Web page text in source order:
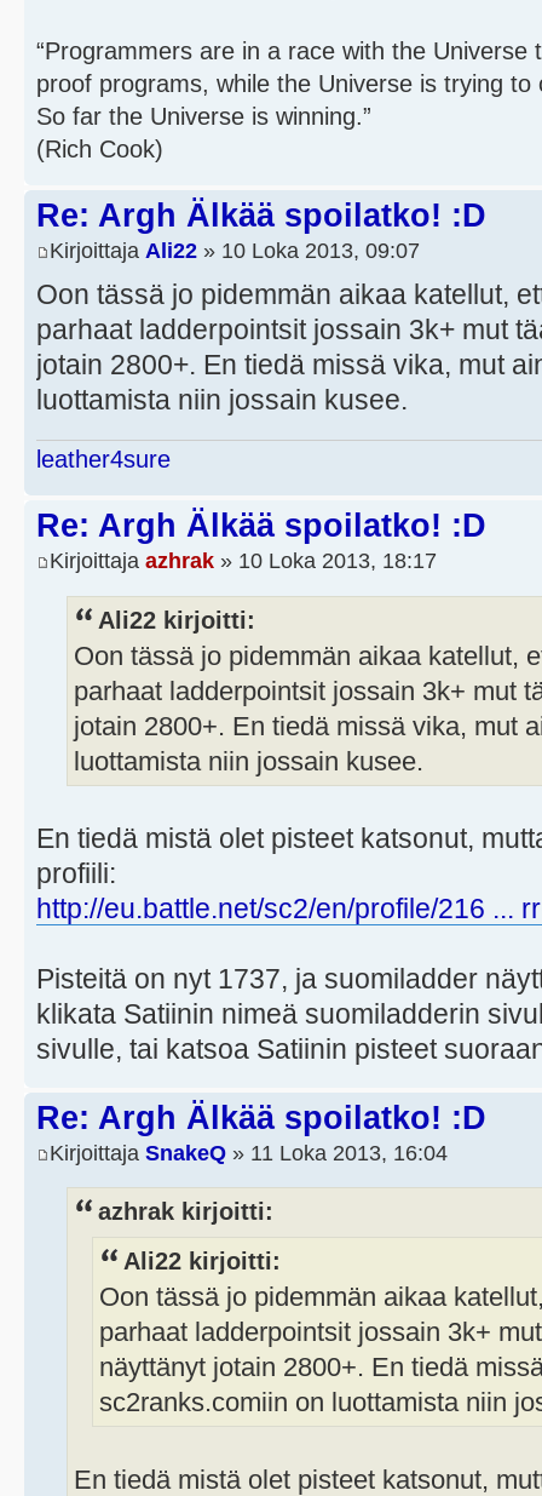
“Programmers are in a race with the
proof programs, while the Universe is trying
So far the Universe is winning.”
(Rich Cook)
Re: Argh Älkää spoilatko! :D
Kirjoittaja Ali22 » 10 Loka 2013, 09:07
Oon tässä jo pidemmän aikaa katellut,
parhaat ladderpointsit jossain 3k+ mut
jotain 2800+. En tiedä missä vika, mut
luottamista niin jossain kusee.
leather4sure
Re: Argh Älkää spoilatko! :D
Kirjoittaja azhrak » 10 Loka 2013, 18:17
Ali22 kirjoitti:
Oon tässä jo pidemmän aikaa katellut,
parhaat ladderpointsit jossain 3k+ mut
jotain 2800+. En tiedä missä vika, mut
luottamista niin jossain kusee.
En tiedä mistä olet pisteet katsonut,
profiili:
http://eu.battle.net/sc2/en/profile/216 ...
Pisteitä on nyt 1737, ja suomiladder
klikata Satiinin nimeä suomiladderin
sivulle, tai katsoa Satiinin pisteet
Re: Argh Älkää spoilatko! :D
Kirjoittaja SnakeQ » 11 Loka 2013, 16:04
azhrak kirjoitti:
Ali22 kirjoitti:
Oon tässä jo pidemmän aikaa
parhaat ladderpointsit jossain 3k+
näyttänyt jotain 2800+. En tiedä
sc2ranks.comiin on luottamista niin
En tiedä mistä olet pisteet katsonut,